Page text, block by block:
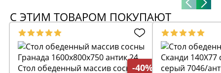
С ЭТИМ ТОВАРОМ ПОКУПАЮТ
-40%
Стол обеденный массив сосны